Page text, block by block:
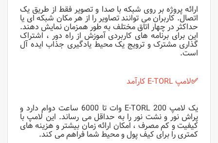
ارائه پروژه بر روی شبکه با صدا و تصویر فقط از طریق یک
اتصال. کاربران می توانند تصاویر را از هر مکان شبکه ای یا
حداکثر در چهار اتاق مختلف به طور همزمان نمایش دهند.
این برای برنامه های کاربردی آموزش از راه دور ، اشتراک
گذاری مشترک و ترویج یک محیط یادگیری جذاب ایده آل
است.
✅لامپ E-TORL کارآمد
یک لامپ E-TORL 200 وات تا 6000 ساعت دوام دارد و
پراش نور و نشت نور را به حداقل می رساند. این لامپ با
کیفیت و کم مصرف ، امکان ارائه زمان بیشتر و هزینه های
کمتری را برای کیف پول و محیط شما فراهم می کند.